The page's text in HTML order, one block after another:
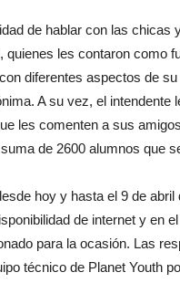
de hablar con las chicas
quienes les contaron como
diferentes aspectos de
A su vez, el
les comenten a sus
de 2600 alumnos que
hoy y hasta el 9 de
de internet y en
para la ocasión. Las
técnico de Planet Youth